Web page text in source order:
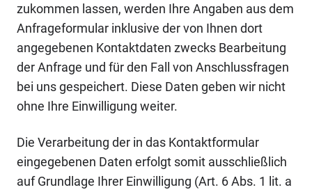
zukommen lassen, werden Ihre Angaben aus dem
Anfrageformular inklusive der von Ihnen dort
angegebenen Kontaktdaten zwecks Bearbeitung
der Anfrage und für den Fall von Anschlussfragen
bei uns gespeichert. Diese Daten geben wir nicht
ohne Ihre Einwilligung weiter.
Die Verarbeitung der in das Kontaktformular
eingegebenen Daten erfolgt somit ausschließlich
auf Grundlage Ihrer Einwilligung (Art. 6 Abs. 1 lit. a